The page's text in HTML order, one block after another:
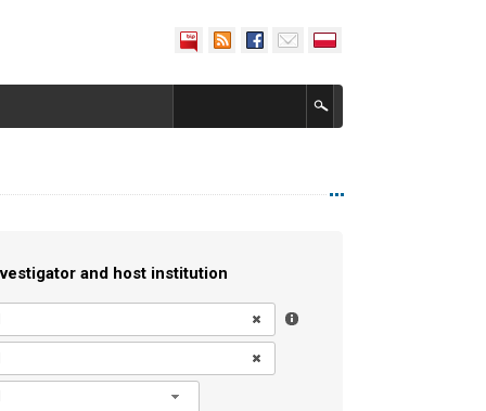
and host institution